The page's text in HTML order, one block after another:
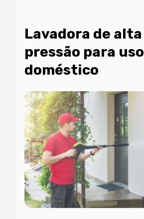
Lavadora de alta
pressão para uso
doméstico